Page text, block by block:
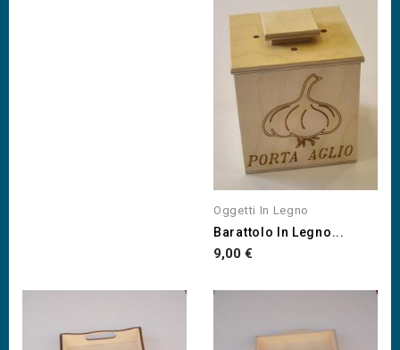
Oggetti In Legno
Barattolo In Legno...
Prezzo
9,00 €